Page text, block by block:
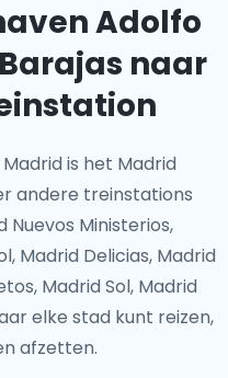
Adolfo
naar
is het Madrid
andere treinstations
Nuevos Ministerios,
Madrid Delicias, Madrid
Madrid Sol, Madrid
elke stad kunt reizen,
afzetten.